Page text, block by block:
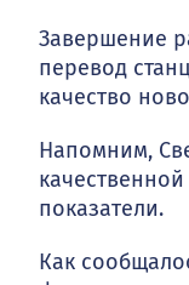
Завершение
перевод
качество
Напомним,
показатели.
Как